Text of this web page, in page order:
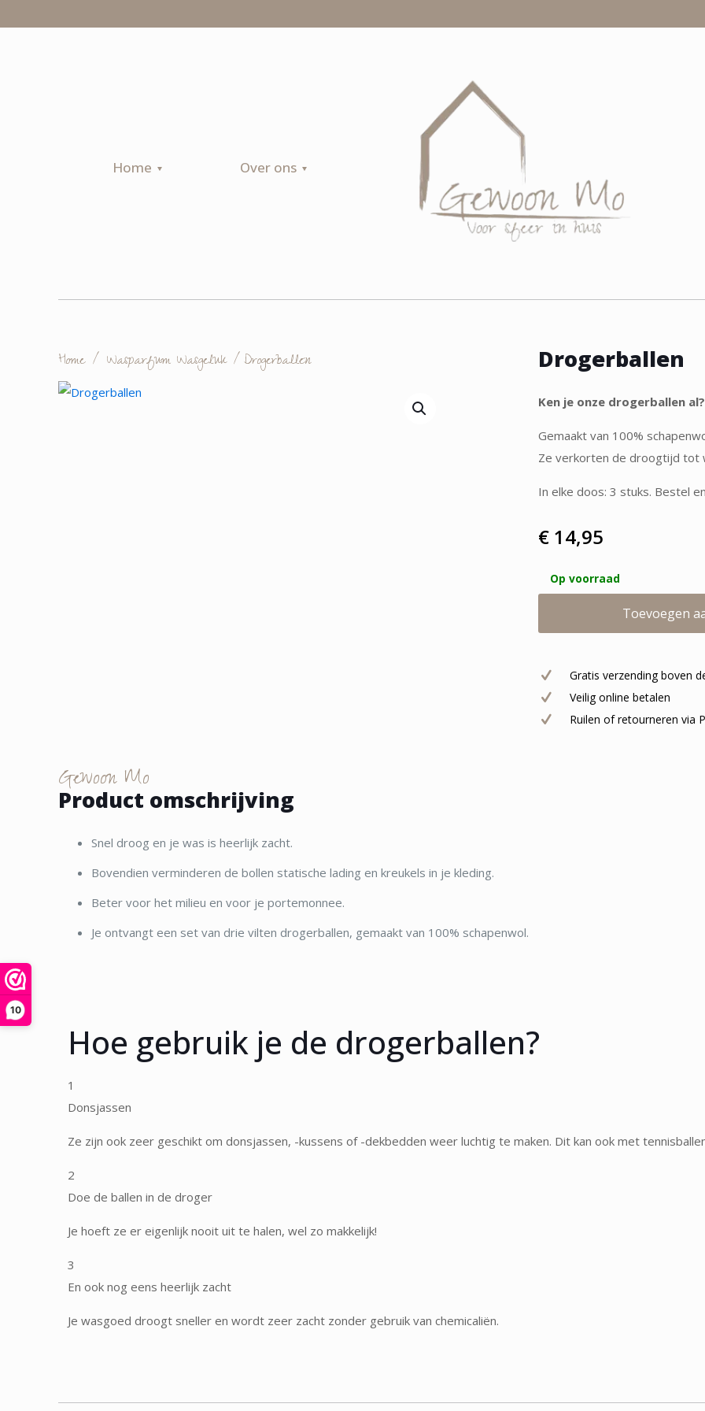
10
Home Over ons
Home / Wasparfum Wasgeluk /Drogerballen Drogerballen
Ken je onze drogerballen al?
Gemaakt van 100%
Ze verkorten de droogtijd tot
In elke doos: 3 stuks. Bestel
€ 14,95
Op voorraad
Toevoegen
Gratis verzending boven
Veilig online betalen
Ruilen of retourneren via
Gewoon Mo
Product omschrijving
Snel droog en je was is heerlijk zacht.
Bovendien verminderen de bollen statische lading en kreukels in je kleding.
Beter voor het milieu en voor je portemonnee.
Je ontvangt een set van drie vilten drogerballen, gemaakt van 100% schapenwol.
Hoe gebruik je de drogerballen?
1
Donsjassen
Ze zijn ook zeer geschikt om donsjassen, -kussens of -dekbedden weer luchtig te maken. Dit kan ook met
2
Doe de ballen in de droger
Je hoeft ze er eigenlijk nooit uit te halen, wel zo makkelijk!
3
En ook nog eens heerlijk zacht
Je wasgoed droogt sneller en wordt zeer zacht zonder gebruik van chemicaliën.